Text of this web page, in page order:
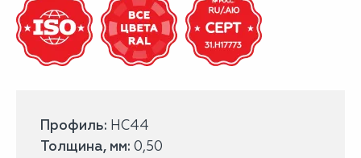
Профиль: НС44
Толщина, мм: 0,50